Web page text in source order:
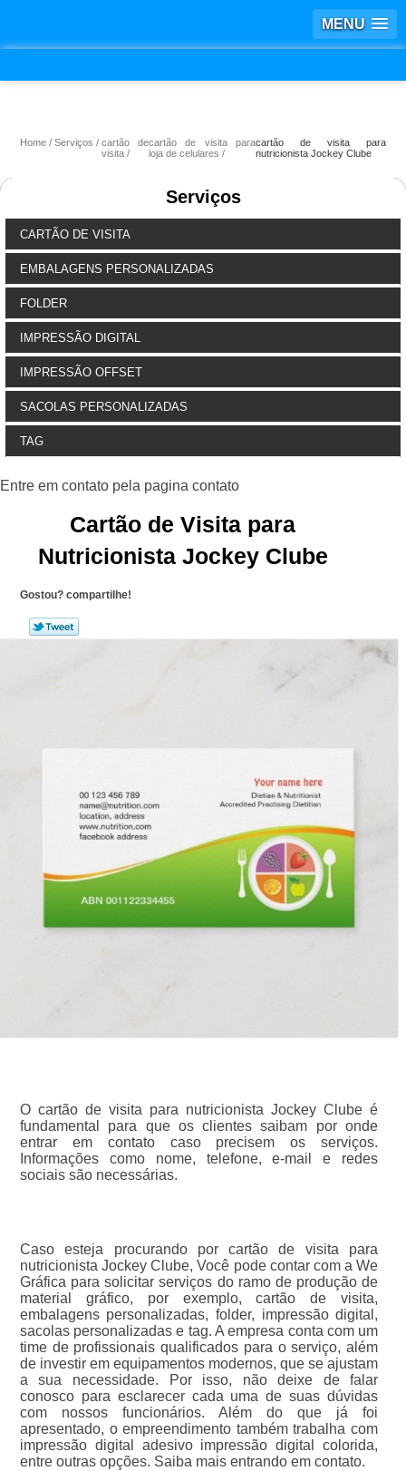
MENU
Home Serviços
cartão de
visita
cartão de visita para
loja de celulares
cartão de visita para
nutricionista Jockey Clube
Serviços
CARTÃO DE VISITA
EMBALAGENS PERSONALIZADAS
FOLDER
IMPRESSÃO DIGITAL
IMPRESSÃO OFFSET
SACOLAS PERSONALIZADAS
TAG
Cartão de Visita para
Nutricionista Jockey Clube
Gostou? compartilhe!
O cartão de visita para nutricionista Jockey Clube é
fundamental para que os clientes saibam por onde
entrar em contato caso precisem os serviços.
Informações como nome, telefone, e-mail e redes
sociais são necessárias.
Caso esteja procurando por cartão de visita para
nutricionista Jockey Clube, Você pode contar com a We
Gráfica para solicitar serviços do ramo de produção de
material gráfico, por exemplo, cartão de visita,
embalagens personalizadas, folder, impressão digital,
sacolas personalizadas e tag. A empresa conta com um
time de profissionais qualificados para o serviço, além
de investir em equipamentos modernos, que se ajustam
a sua necessidade. Por isso, não deixe de falar
conosco para esclarecer cada uma de suas dúvidas
com nossos funcionários. Além do que já foi
apresentado, o empreendimento também trabalha com
impressão digital adesivo impressão digital colorida,
entre outras opções. Saiba mais entrando em contato.